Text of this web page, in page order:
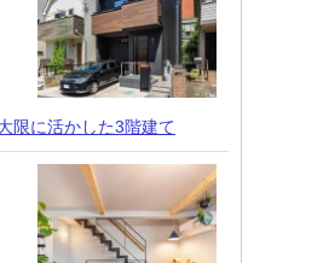
限に活かした3階建て